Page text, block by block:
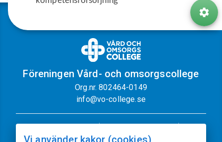
Föreningen Vård- och omsorgscollege
Org.nr. 802464-0149
info@vo-college.se
Vi använder kakor (cookies)